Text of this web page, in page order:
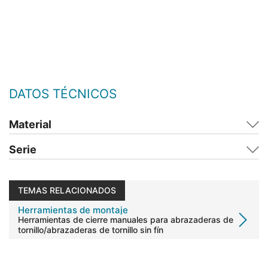
DATOS TÉCNICOS
Material
Serie
TEMAS RELACIONADOS
Herramientas de montaje
Herramientas de cierre manuales para abrazaderas de
tornillo/abrazaderas de tornillo sin fín